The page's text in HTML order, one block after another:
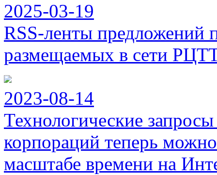
2025-03-19
RSS-ленты предложений
размещаемых в сети
2023-08-14
Технологические
корпораций теперь
масштабе времени на